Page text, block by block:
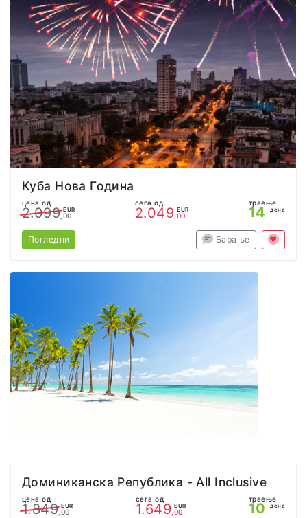
Куба Нова Година
цена од
2.099 EUR
,00
сега од
2.049 EUR
,00
траење
14 дена
Погледни Барање
Доминиканска Република - All Inclusive
цена од
1.849 EUR
,00
сега од
1.649 EUR
,00
траење
10 дена